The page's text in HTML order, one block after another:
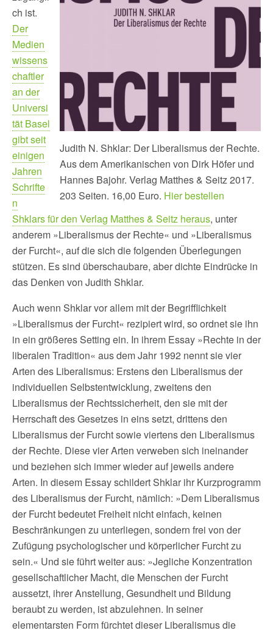
Judith N. Shklar: Der Liberalismus der Rechte.
Aus dem Amerikanischen von Dirk Höfer und
Hannes Bajohr. Verlag Matthes & Seitz 2017.
203 Seiten. 16,00 Euro. Hier bestellen
ch ist.
Der
Medien
wissens
chaftler
an der
Universi
tät Basel
gibt seit
einigen
Jahren
Schrifte
n
Shklars für den Verlag Matthes & Seitz heraus, unter
anderem »Liberalismus der Rechte« und »Liberalismus
der Furcht«, auf die sich die folgenden Überlegungen
stützen. Es sind überschaubare, aber dichte Eindrücke in
das Denken von Judith Shklar.
Auch wenn Shklar vor allem mit der Begrifflichkeit
»Liberalismus der Furcht« rezipiert wird, so ordnet sie ihn
in ein größeres Setting ein. In ihrem Essay »Rechte in der
liberalen Tradition« aus dem Jahr 1992 nennt sie vier
Arten des Liberalismus: Erstens den Liberalismus der
individuellen Selbstentwicklung, zweitens den
Liberalismus der Rechtssicherheit, den sie mit der
Herrschaft des Gesetzes in eins setzt, drittens den
Liberalismus der Furcht sowie viertens den Liberalismus
der Rechte. Diese vier Arten verweben sich ineinander
und beziehen sich immer wieder auf jeweils andere
Arten. In diesem Essay schildert Shklar ihr Kurzprogramm
des Liberalismus der Furcht, nämlich: »Dem Liberalismus
der Furcht bedeutet Freiheit nicht einfach, keinen
Beschränkungen zu unterliegen, sondern frei von der
Zufügung psychologischer und körperlicher Furcht zu
sein.« Und sie führt weiter aus: »Jegliche Konzentration
gesellschaftlicher Macht, die Menschen der Furcht
aussetzt, ihrer Anstellung, Gesundheit und Bildung
beraubt zu werden, ist abzulehnen. In seiner
elementarsten Form fürchtet dieser Liberalismus die